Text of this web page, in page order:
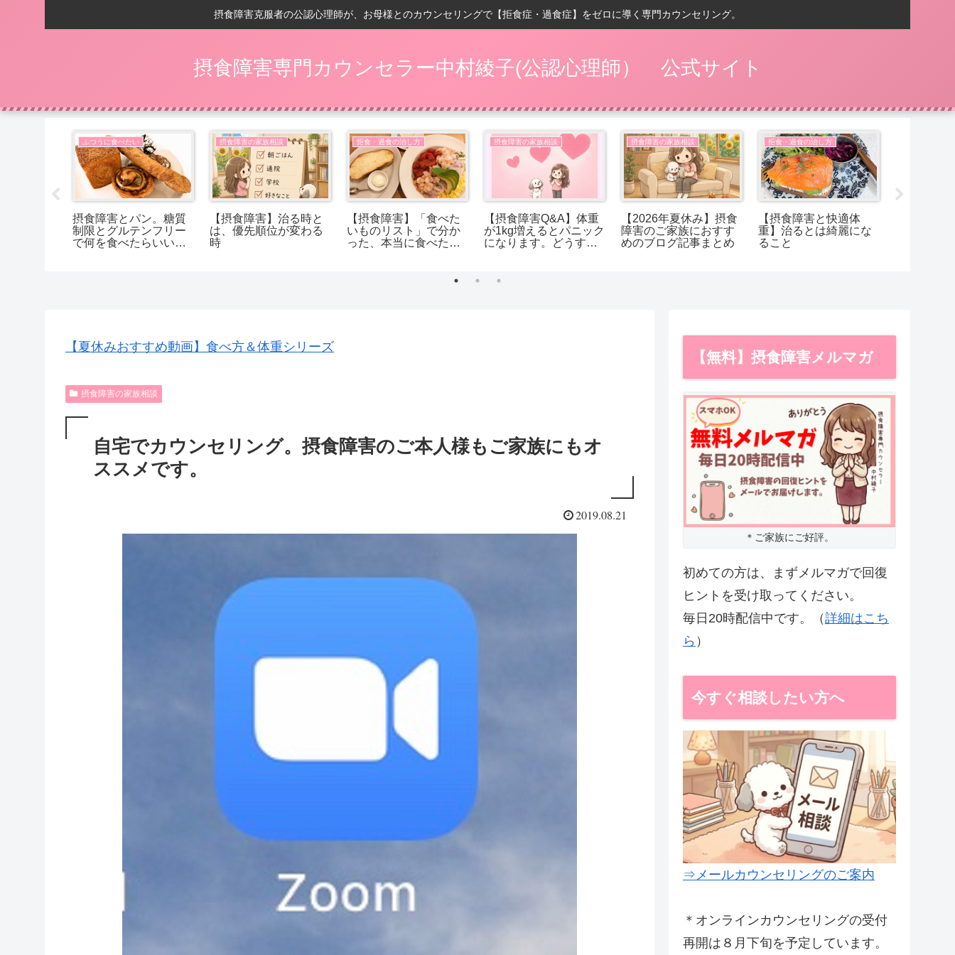
摂食障害克服者の公認心理師が、お母様とのカウンセリングで【拒食症・過食症】をゼロに導く専門カウンセリング。
摂食障害専門カウンセラー中村綾子(公認心理師） 公式サイト
ふつうに食べたい
摂食障害とパン。糖質
制限とグルテンフリー
で何を食べたらいいか
摂食障害の家族相談
【摂食障害】治る時と
は、優先順位が変わる
時
拒食・過食の治し方
【摂食障害】「食べた
いものリスト」で分か
った、本当に食べたか
摂食障害の家族相談
【摂食障害Q&A】体重
が1kg増えるとパニック
になります。どうすれ
摂食障害の家族相談
【2026年夏休み】摂食
障害のご家族におすす
めのブログ記事まとめ
拒食・過食の治し方
【摂食障害と快適体
重】治るとは綺麗にな
ること
【夏休みおすすめ動画】食べ方＆体重シリーズ
摂食障害の家族相談
自宅でカウンセリング。摂食障害のご本人様もご家族にもオ
ススメです。
2019.08.21
【無料】摂食障害メルマガ
＊ご家族にご好評。
初めての方は、まずメルマガで回復
ヒントを受け取ってください。
毎日20時配信中です。（詳細はこち
ら ）
今すぐ相談したい方へ
⇒メールカウンセリングのご案内
＊オンラインカウンセリングの受付
再開は８月下旬を予定しています。